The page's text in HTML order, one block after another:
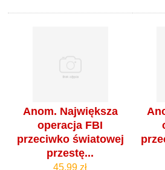
Anom. Największa
operacja FBI
przeciwko światowej
przestę...
45.99 zł